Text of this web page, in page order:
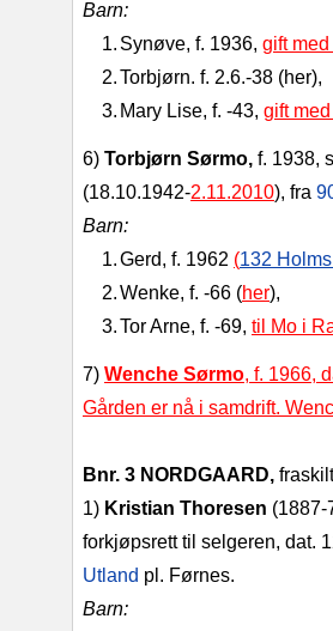
Barn:
1. Synøve, f. 1936, gift
2.Torbjørn. f. 2.6.‑38 (her),
3. Mary Lise, f. ‑43, gift
6) Torbjørn Sørmo, f. 1938,
(18.10.1942-2.11.2010), fra
Barn:
1.Gerd, f. 1962 (132
2.Wenke, f. ‑66 (her),
3.Tor Arne, f. ‑69, til Mo i
7) Wenche Sørmo, f. 1966,
Gården er nå i samdrift.
Bnr. 3 NORDGAARD,
1) Kristian Thoresen
forkjøpsrett til selgeren, dat.
Utland pl. Førnes.
Barn: